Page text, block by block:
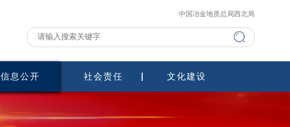
中国冶金地质总局西北局
信息公开 社会责任 文化建设